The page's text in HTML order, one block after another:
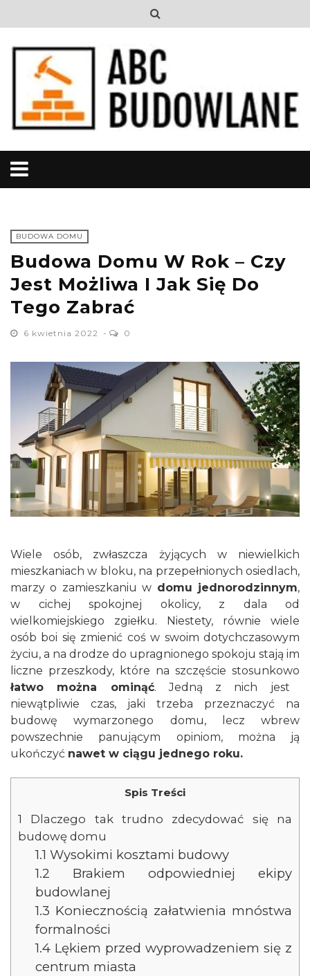
BUDOWA DOMU
Budowa Domu W Rok – Czy
Jest Możliwa I Jak Się Do
Tego Zabrać
6 kwietnia 2022 0
Wiele osób, zwłaszcza żyjących w niewielkich
mieszkaniach w bloku, na przepełnionych osiedlach,
marzy o zamieszkaniu w domu jednorodzinnym,
w cichej spokojnej okolicy, z dala od
wielkomiejskiego zgiełku. Niestety, równie wiele
osób boi się zmienić coś w swoim dotychczasowym
życiu, a na drodze do upragnionego spokoju stają im
liczne przeszkody, które na szczęście stosunkowo
łatwo można ominąć. Jedną z nich jest
niewątpliwie czas, jaki trzeba przeznaczyć na
budowę wymarzonego domu, lecz wbrew
powszechnie panującym opiniom, można ją
ukończyć nawet w ciągu jednego roku.
Spis Treści
1 Dlaczego tak trudno zdecydować się na
budowę domu
1.1 Wysokimi kosztami budowy
1.2 Brakiem odpowiedniej ekipy
budowlanej
1.3 Koniecznością załatwienia mnóstwa
formalności
1.4 Lękiem przed wyprowadzeniem się z
centrum miasta